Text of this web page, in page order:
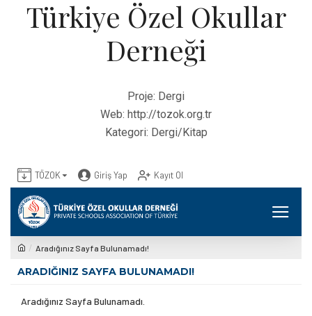
Türkiye Özel Okullar
Derneği
Proje: Dergi
Web: http://tozok.org.tr
Kategori: Dergi/Kitap